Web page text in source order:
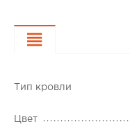
Тип кровли
Цвет